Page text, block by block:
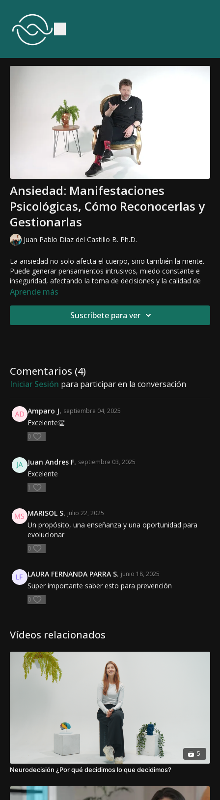
Ansiedad: Manifestaciones
Psicológicas, Cómo Reconocerlas y
Gestionarlas
Juan Pablo Díaz del Castillo B. Ph.D.
La ansiedad no solo afecta el cuerpo, sino también la mente.
Puede generar pensamientos intrusivos, miedo constante e
inseguridad, afectando la toma de decisiones y la calidad de
vida. Entre sus manifestaciones psicológicas más comunes
tranquilidad. Aprende técnicas prácticas de mindfulness,
neuroplasticidad y regulación emocional para transformar tu
bienestar mental.
🔗Descubre más enINTUS.appy empieza a controlar tu
ansiedad hoy.🚀
Aprende más
Suscríbete para ver
Comentarios (4)
Iniciar Sesión para participar en la conversación
Amparo J. septiembre 04, 2025
Excelente👏
0
Juan Andres F. septiembre 03, 2025
Excelente
1
MARISOL S. julio 22, 2025
Un propósito, una enseñanza y una oportunidad para
evolucionar
0
LAURA FERNANDA PARRA S. junio 18, 2025
Super importante saber esto para prevención
0
Vídeos relacionados
5
Neurodecisión ¿Por qué decidimos lo que decidimos?